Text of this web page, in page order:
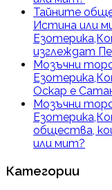
Тайните
Истина или
изглеждат
Мозъчни
Оскар е
Мозъчни
общества,
или мит?
Категории